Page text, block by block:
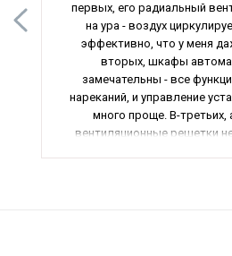
первых, его радиальный
на ура - воздух
эффективно, что у меня
вторых, шкафы
замечательны - все
нареканий, и управление
много проще. В-
вентиляционные решетки